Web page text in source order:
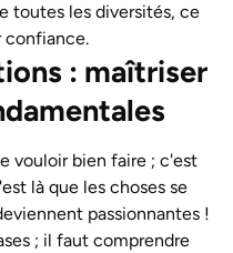
toutes les diversités, ce
confiance.
: maîtriser
vouloir bien faire ; c'est
là que les choses se
passionnantes !
; il faut comprendre